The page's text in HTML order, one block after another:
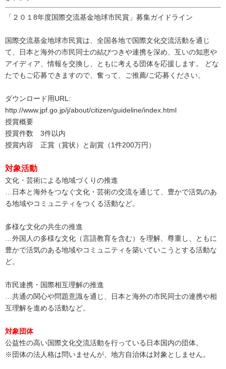
「２０１8年度国際交流基金地球市民賞」募集ガイドライン
国際交流基金地球市民賞は、全国各地で国際文化交流活動を通じ
て、日本と海外の市民同士の結びつきや連携を深め、互いの知恵や
アイディア、情報を交換し、ともに考える団体を応援します。 どな
たでもご応募できますので、奮って、ご推薦/ご応募ください。
ダウンロード用URL:
http://www.jpf.go.jp/j/about/citizen/guideline/index.html
授賞概要
授賞件数 3件以内
授賞内容 正賞（賞状）と副賞（1件200万円）
対象活動
文化・芸術による地域づくりの推進
…日本と海外をつなぐ文化・芸術の交流を通じて、豊かで活気のあ
る地域やコミュニティをつくる活動など。
多様な文化の共生の推進
…外国人の多様な文化（言語教育を含む）を理解、尊重し、ともに
豊かで活気のある地域やコミュニティを築いていこうとする活動な
ど。
市民連携・国際相互理解の推進
…共通の関心や問題意識を通じ、日本と海外の市民同士の連携や相
互理解を進める活動など。
対象団体
公益性の高い国際文化交流活動を行っている日本国内の団体。
※団体の法人格は問いませんが、地方自治体は対象としません。